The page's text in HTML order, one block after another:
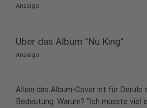
Anzeige
Über das Album "Nu King"
Anzeige
Allein das Album-Cover ist für Derulo
Bedeutung. Warum? "Ich musste viel